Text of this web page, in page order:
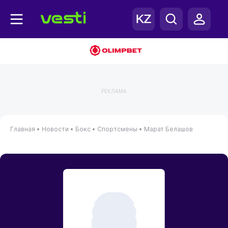
РЕКЛАМА
Главная • Новости • Бокс• Спортсмены • Марат Белашов